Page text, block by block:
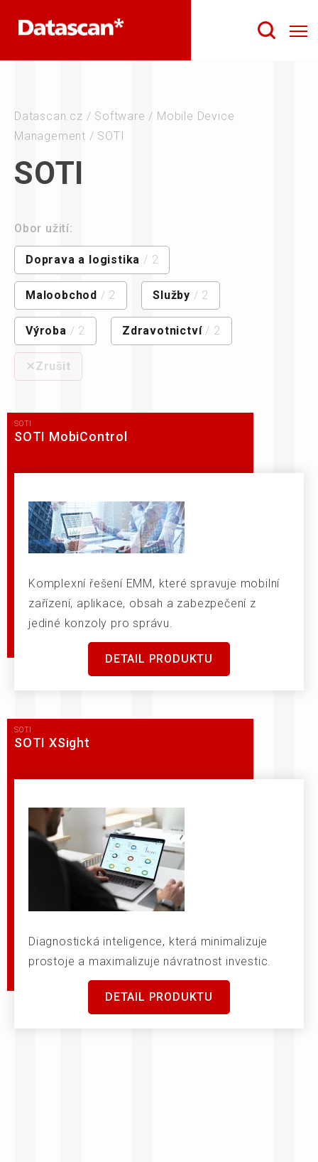
Datascan.cz / Software / Mobile Device
Management / SOTI
SOTI
Obor užití:
Doprava a logistika / 2
Maloobchod / 2 Služby / 2
Výroba / 2 Zdravotnictví/ 2
⨯Zrušit
SOTI
SOTI MobiControl
Komplexní řešení EMM, které spravuje mobilní
zařízení, aplikace, obsah a zabezpečení z
jediné konzoly pro správu.
DETAIL PRODUKTU
SOTI
SOTI XSight
Diagnostická inteligence, která minimalizuje
prostoje a maximalizuje návratnost investic.
DETAIL PRODUKTU